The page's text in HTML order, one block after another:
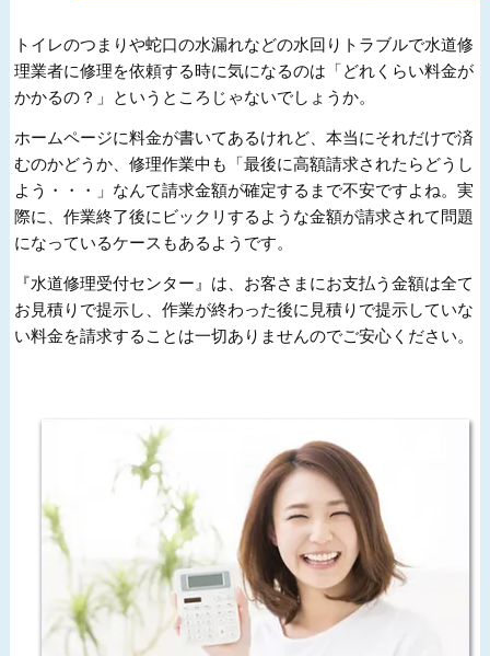
トイレのつまりや蛇口の水漏れなどの水回りトラブルで水道修
理業者に修理を依頼する時に気になるのは「どれくらい料金が
かかるの？」というところじゃないでしょうか。
ホームページに料金が書いてあるけれど、本当にそれだけで済
むのかどうか、修理作業中も「最後に高額請求されたらどうし
よう・・・」なんて請求金額が確定するまで不安ですよね。実
際に、作業終了後にビックリするような金額が請求されて問題
になっているケースもあるようです。
『水道修理受付センター』は、お客さまにお支払う金額は全て
お見積りで提示し、作業が終わった後に見積りで提示していな
い料金を請求することは一切ありませんのでご安心ください。